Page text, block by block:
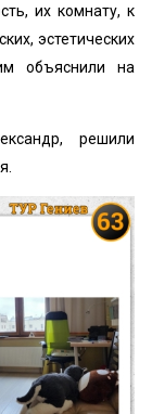
их комнату, к
эстетических
объяснили на
решили